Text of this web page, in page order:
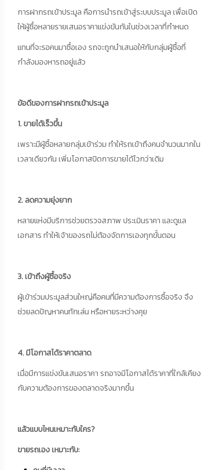
การฝากรถเข้าประมูล คือการนำรถเข้าสู่ระบบประมูล เพื่อเปิด
ให้ผู้ซื้อหลายรายเสนอราคาแข่งขันกันในช่วงเวลาที่กำหนด
แทนที่จะรอคนมาซื้อเอง รถจะถูกนำเสนอให้กับกลุ่มผู้ซื้อที่
กำลังมองหารถอยู่แล้ว
ข้อดีของการฝากรถเข้าประมูล
1. ขายได้เร็วขึ้น
เพราะมีผู้ซื้อหลายกลุ่มเข้าร่วม ทำให้รถเข้าถึงคนจำนวนมากใน
เวลาเดียวกัน เพิ่มโอกาสปิดการขายได้ไวกว่าเดิม
2. ลดความยุ่งยาก
หลายแห่งมีบริการช่วยตรวจสภาพ ประเมินราคา และดูแล
เอกสาร ทำให้เจ้าของรถไม่ต้องจัดการเองทุกขั้นตอน
3. เข้าถึงผู้ซื้อจริง
ผู้เข้าร่วมประมูลส่วนใหญ่คือคนที่มีความต้องการซื้อจริง จึง
ช่วยลดปัญหาคนทักเล่น หรือหายระหว่างคุย
4. มีโอกาสได้ราคาตลาด
เมื่อมีการแข่งขันเสนอราคา รถอาจมีโอกาสได้ราคาที่ใกล้เคียง
กับความต้องการของตลาดจริงมากขึ้น
แล้วแบบไหนเหมาะกับใคร?
ขายรถเอง เหมาะกับ: